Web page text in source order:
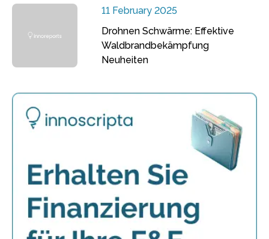
11 February 2025
Drohnen Schwärme: Effektive
Waldbrandbekämpfung
Neuheiten